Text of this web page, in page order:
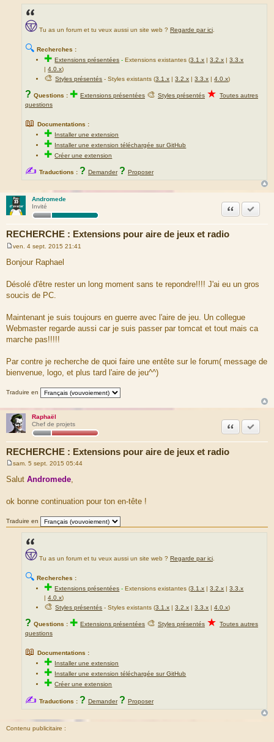
Tu as un forum et tu veux aussi un site web ? Regarde par ici
🔍 Recherches :
✚Extensions présentées -Extensions existantes (3.1.x |3.2.x |3.3.x
|4.0.x)
🎨Styles présentés - Styles existants (3.1.x |3.2.x |3.3.x |4.0.x)
? Questions : ✚ Extensions présentées 🎨 Styles présentés ★ Toutes autres
questions
📖 Documentations :
✚ Installer une extension
✚ Installer une extension téléchargée sur GitHub
✚Créer une extension
✍ Traductions : ? Demander ? Proposer
Andromede
Invité
RECHERCHE : Extensions pour aire de jeux et radio
Citation
s
a
g
e
ven. 4 sept. 2015 21:41
Bonjour Raphael
Désolé d'être rester un long moment sans te repondre!!!! J'ai eu un gros
soucis de PC.
Maintenant je suis toujours en guerre avec l'aire de jeu. Un collegue
Webmaster regarde aussi car je suis passer par tomcat et tout mais ca
marche pas!!!!!
Par contre je recherche de quoi faire une entête sur le forum( message de
bienvenue, logo, et plus tard l'aire de jeu^^)
Traduire en
Raphaël
Chef de projets
RECHERCHE : Extensions pour aire de jeux et radio
Citation
e
s
a
g
sam. 5 sept. 2015 05:44
Salut Andromede,
ok bonne continuation pour ton en-tête !
Traduire en
Tu as un forum et tu veux aussi un site web ? Regarde par ici
🔍 Recherches :
✚Extensions présentées -Extensions existantes (3.1.x |3.2.x |3.3.x
|4.0.x)
🎨Styles présentés - Styles existants (3.1.x |3.2.x |3.3.x |4.0.x)
? Questions : ✚ Extensions présentées 🎨 Styles présentés ★ Toutes autres
questions
📖 Documentations :
✚ Installer une extension
✚ Installer une extension téléchargée sur GitHub
✚Créer une extension
✍ Traductions : ? Demander ? Proposer
Contenu publicitaire :